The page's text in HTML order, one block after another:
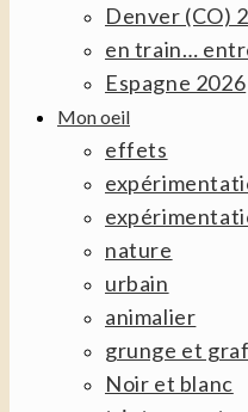
Denver (CO)
en train…
Espagne 2026
Mon oeil
effets
nature
urbain
animalier
grunge et
Noir et blanc